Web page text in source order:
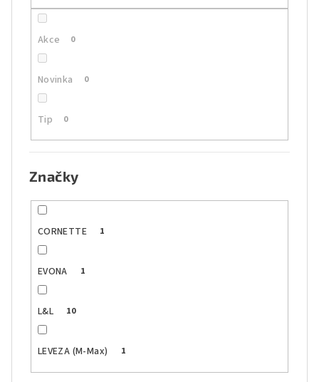
Akce 0
Novinka 0
Tip 0
Značky
CORNETTE 1
EVONA 1
L&L 10
LEVEZA (M-Max) 1